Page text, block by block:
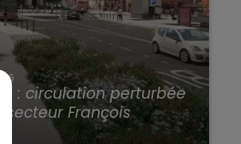
: circulation perturbée
secteur François